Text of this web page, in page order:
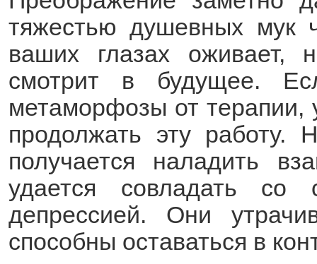
тяжестью душевных мук
ваших глазах оживает,
смотрит в будущее.
метаморфозы от терапии,
продолжать эту
получается наладить
удается совладать со
депрессией. Они
способны оставаться в